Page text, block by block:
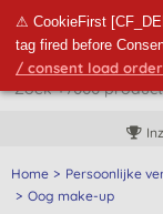
⚠ CookieFirst
tag fired before
/ consent load
Home Persoonlijke
Oog make-up